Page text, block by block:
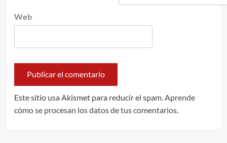
Web
Este sitio usa Akismet para reducir el spam. Aprende
cómo se procesan los datos de tus comentarios.